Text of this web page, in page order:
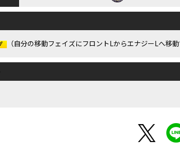
（自分の移動フェイズにフロントLからエナジーLへ移動